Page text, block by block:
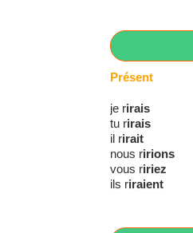
Présent
je rirais
tu rirais
il rirait
nous ririons
vous ririez
ils riraient